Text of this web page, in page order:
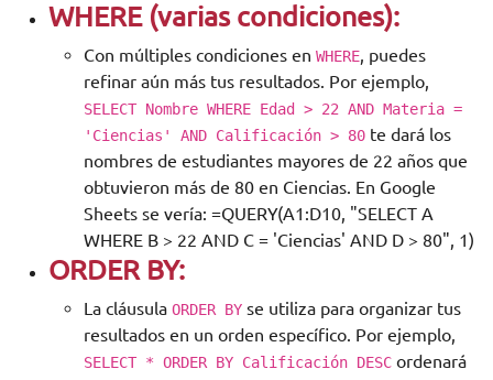
WHERE (varias condiciones):
Con múltiples condiciones en WHERE, puedes
refinar aún más tus resultados. Por ejemplo,
SELECT Nombre WHERE Edad > 22 AND Materia =
'Ciencias' AND Calificación > 80 te dará los
nombres de estudiantes mayores de 22 años que
obtuvieron más de 80 en Ciencias. En Google
Sheets se vería: =QUERY(A1:D10, "SELECT A
WHERE B > 22 AND C = 'Ciencias' AND D > 80", 1)
ORDER BY:
La cláusula ORDER BY se utiliza para organizar tus
resultados en un orden específico. Por ejemplo,
SELECT * ORDER BY Calificación DESC ordenará